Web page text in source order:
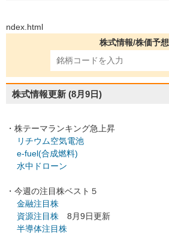
ndex.html
株式情報/株価予想
株式情報更新 (8月9日)
・株テーマランキング急上昇
リチウム空気電池
e-fuel(合成燃料)
水中ドローン
・今週の注目株ベスト５
金融注目株
資源注目株 8月9日更新
半導体注目株